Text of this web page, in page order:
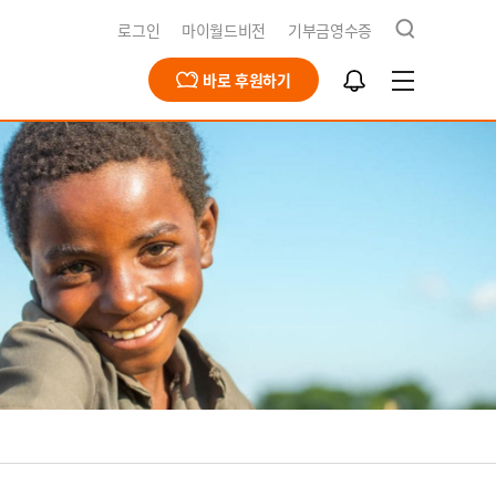
로그인 마이월드비전 기부금영수증
호 북한사업
토어
호사업
북한사업
영양사업
식수사업
제해결 보고서
용
근로자 채용공고
바로 후원하기
알
함